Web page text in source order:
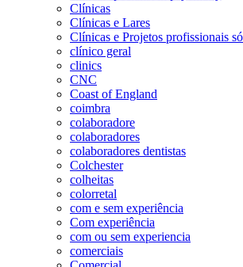
Clínicas
Clínicas e Lares
Clínicas e Projetos profissionais
clínico geral
clinics
CNC
Coast of England
coimbra
colaboradore
colaboradores
colaboradores dentistas
Colchester
colheitas
colorretal
com e sem experiência
Com experiência
com ou sem experiencia
comerciais